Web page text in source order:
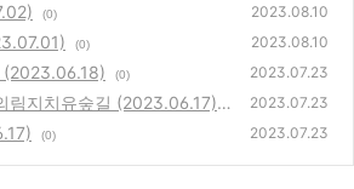
(0) 2023.08.10
(0) 2023.08.10
(2023.06.18) (0) 2023.07.23
림지치유숲길 (2023.06.17) 2023.07.23
(0) 2023.07.23